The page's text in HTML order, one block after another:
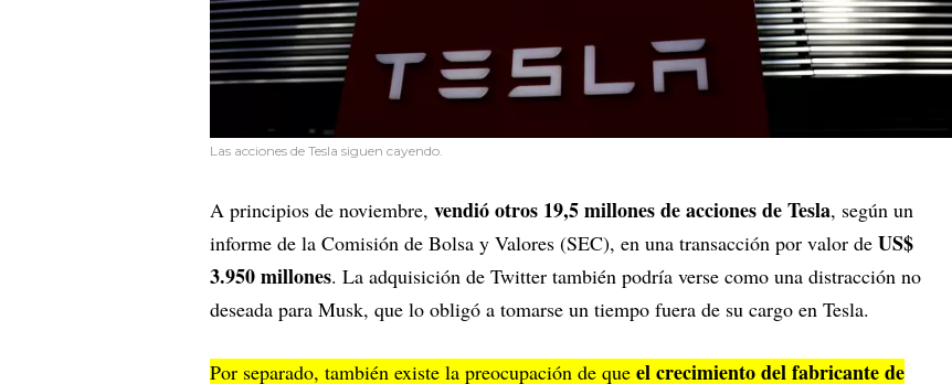
Las acciones de Tesla siguen cayendo.
A principios de noviembre, vendió otros 19,5 millones de acciones de Tesla, según un
informe de la Comisión de Bolsa y Valores (SEC), en una transacción por valor de US$
3.950 millones. La adquisición de Twitter también podría verse como una distracción no
deseada para Musk, que lo obligó a tomarse un tiempo fuera de su cargo en Tesla.
Por separado, también existe la preocupación de que el crecimiento del fabricante de